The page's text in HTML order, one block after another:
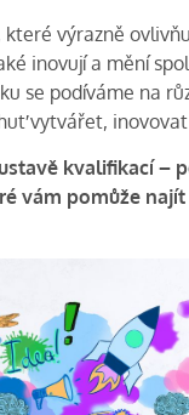
výrazně
inovují a mění
se podíváme na
vytvářet,
kvalifikací –
vám pomůže